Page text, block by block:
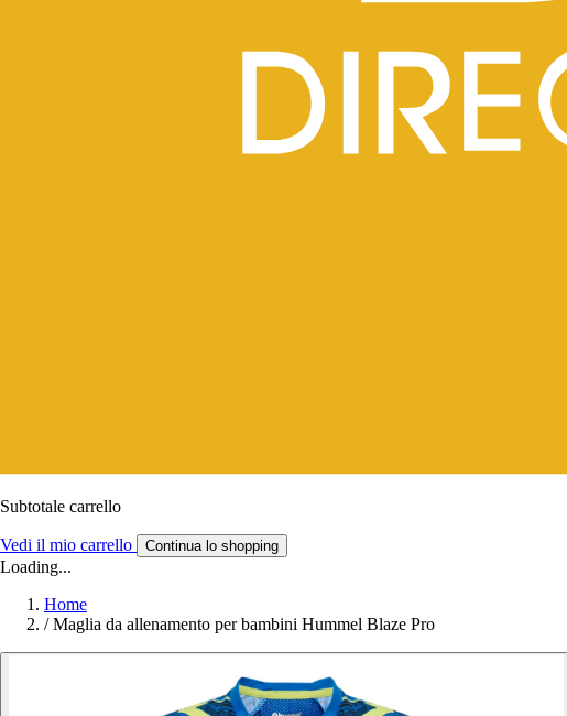
Subtotale carrello
Vedi il mio carrello Continua lo shopping
Loading...
Home
/ Maglia da allenamento per bambini Hummel Blaze Pro